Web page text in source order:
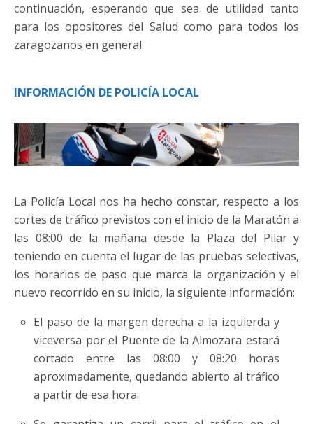
continuación, esperando que sea de utilidad tanto
para los opositores del Salud como para todos los
zaragozanos en general.
INFORMACIÓN DE POLICÍA LOCAL
La Policía Local nos ha hecho constar, respecto a los
cortes de tráfico previstos con el inicio de la Maratón a
las 08:00 de la mañana desde la Plaza del Pilar y
teniendo en cuenta el lugar de las pruebas selectivas,
los horarios de paso que marca la organización y el
nuevo recorrido en su inicio, la siguiente información:
El paso de la margen derecha a la izquierda y
viceversa por el Puente de la Almozara estará
cortado entre las 08:00 y 08:20 horas
aproximadamente, quedando abierto al tráfico
a partir de esa hora.